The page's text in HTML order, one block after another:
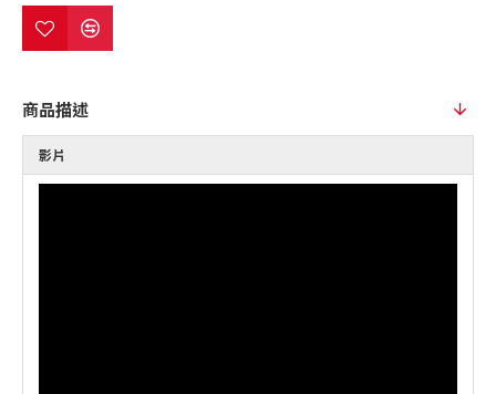
商品描述
影片